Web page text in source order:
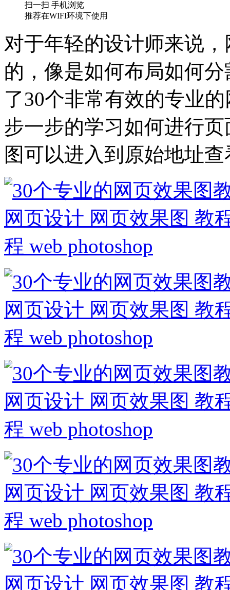
扫一扫 手机浏览
推荐在WIFI环境下使用
对于年轻的设计师来说
的，像是如何布局如何
了30个非常有效的专业
步一步的学习如何进行
图可以进入到原始地址